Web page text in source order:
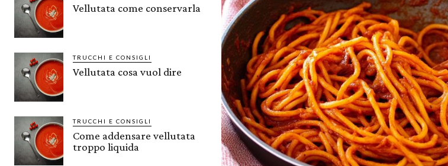
Vellutata come conservarla
TRUCCHI E CONSIGLI
Vellutata cosa vuol dire
TRUCCHI E CONSIGLI
Come addensare vellutata
troppo liquida